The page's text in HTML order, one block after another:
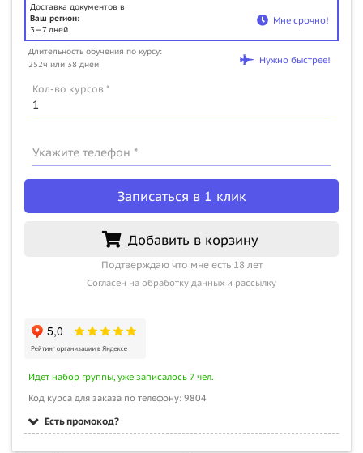
Доставка документов в
Ваш регион:
3—7 дней
Мне срочно!
Длительность обучения по курсу:
252ч или 38 дней
Нужно быстрее!
Кол-во курсов *
Укажите телефон *
Записаться в 1 клик
Добавить в корзину
Подтверждаю что мне есть 18 лет
Согласен на обработку данных и рассылку
Идет набор группы, уже записалось 7 чел.
Код курса для заказа по телефону: 9804
Есть промокод?